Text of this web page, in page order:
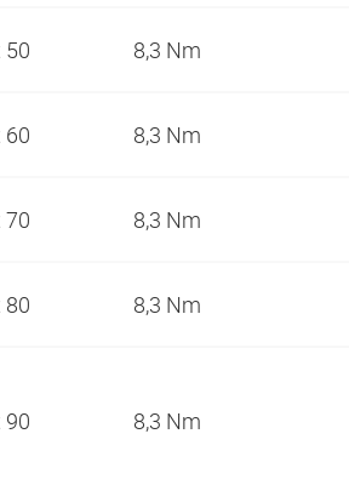
50 8,3 Nm
60 8,3 Nm
70 8,3 Nm
80 8,3 Nm
90 8,3 Nm